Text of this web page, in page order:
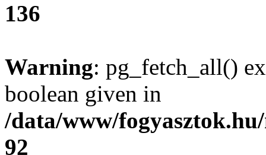
136
Warning: pg_fetch_all()
boolean given in
/data/www/
92